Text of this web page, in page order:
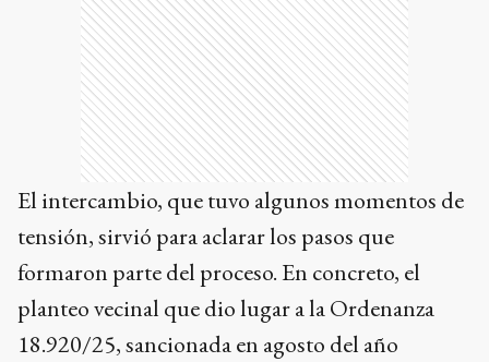
El intercambio, que tuvo algunos momentos de
tensión, sirvió para aclarar los pasos que
formaron parte del proceso. En concreto, el
planteo vecinal que dio lugar a la Ordenanza
18.920/25, sancionada en agosto del año